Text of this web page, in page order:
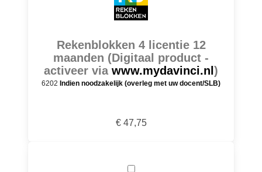
Rekenblokken 4 licentie 12
maanden (Digitaal product -
activeer via www.mydavinci.nl )
6202 Indien noodzakelijk (overleg met uw docent/SLB)
€ 47,75